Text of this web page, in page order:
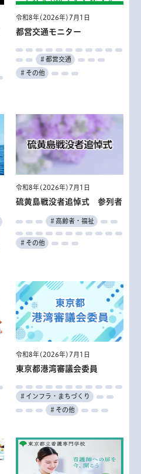
令和8年(2026年)7月1日
都営交通モニター
＃都営交通
＃その他
令和8年(2026年)7月1日
硫黄島戦没者追悼式 参列者
＃高齢者・福祉
＃その他
令和8年(2026年)7月1日
東京都港湾審議会委員
＃インフラ・まちづくり
＃その他